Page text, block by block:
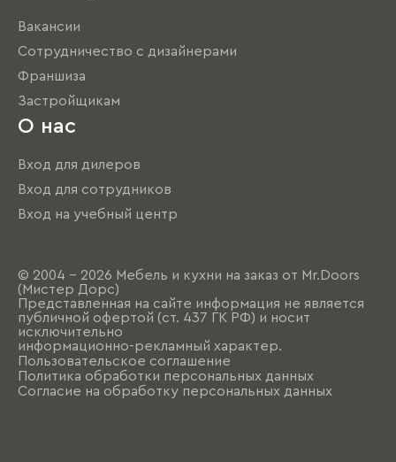
Вакансии
Сотрудничество с дизайнерами
Франшиза
Застройщикам
О нас
Вход для дилеров
Вход для сотрудников
Вход на учебный центр
© 2004 - 2026 Мебель и кухни на заказ от Mr.Doors
(Мистер Дорс)
Представленная на сайте информация не является
публичной офертой (ст. 437 ГК РФ) и носит
исключительно
информационно-рекламный характер.
Пользовательское соглашение
Политика обработки персональных данных
Согласие на обработку персональных данных